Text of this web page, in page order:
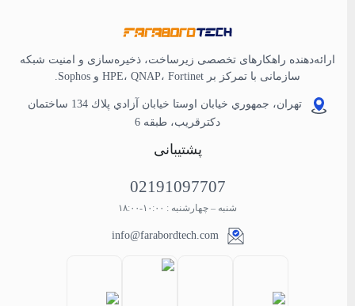
ارائه‌دهنده راهکارهای تخصصی زیرساخت، ذخیره‌سازی و امنیت شبکه
سازمانی با تمرکز بر HPE، QNAP، Fortinet و Sophos.
تهران، جمهوري خيابان اوستا خيابان آزادي پلاك 134 ساختمان
دكترقريب، طبقه 6
پشتیبانی
02191097707
شنبه – چهارشنبه : ۱۰:۰۰-۱۸:۰۰
info@farabordtech.com